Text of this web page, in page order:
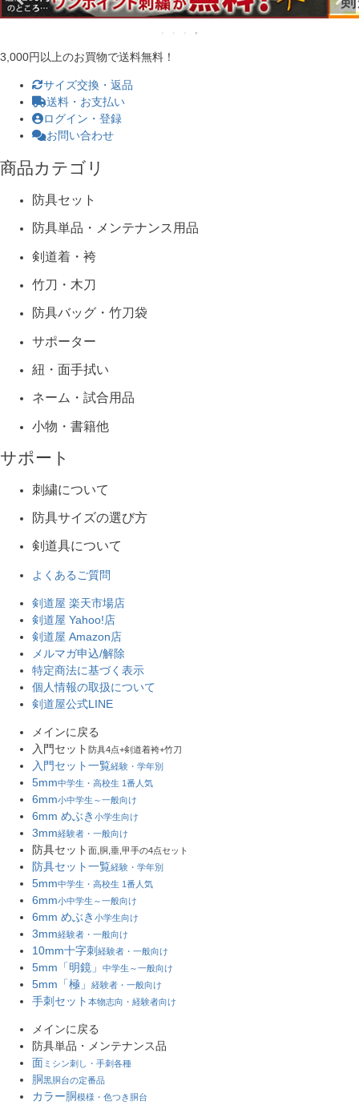
3,000円以上のお買物で送料無料！
サイズ交換・返品
送料・お支払い
ログイン・登録
お問い合わせ
商品カテゴリ
防具セット
防具単品・メンテナンス用品
剣道着・袴
竹刀・木刀
防具バッグ・竹刀袋
サポーター
紐・面手拭い
ネーム・試合用品
小物・書籍他
サポート
刺繍について
防具サイズの選び方
剣道具について
よくあるご質問
剣道屋 楽天市場店
剣道屋 Yahoo!店
剣道屋 Amazon店
メルマガ申込/解除
特定商法に基づく表示
個人情報の取扱について
剣道屋公式LINE
メインに戻る
入門セット 防具4点+剣道着袴+竹刀
入門セット一覧経験・学年別
5mm中学生・高校生 1番人気
6mm小中学生～一般向け
6mm めぶき 小学生向け
3mm経験者・一般向け
防具セット 面,胴,垂,甲手の4点セット
防具セット一覧経験・学年別
5mm中学生・高校生 1番人気
6mm小中学生～一般向け
6mm めぶき 小学生向け
3mm経験者・一般向け
10mm十字刺 経験者・一般向け
5mm「明鏡」 中学生～一般向け
5mm「極」 経験者・一般向け
手刺セット 本物志向・経験者向け
メインに戻る
防具単品・メンテナンス品
面 ミシン刺し・手刺各種
胴黒胴台の定番品
カラー胴模様・色つき胴台